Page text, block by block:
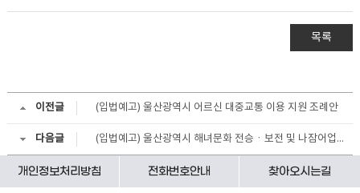
목록
이전글 (입법예고) 울산광역시 어르신 대중교통 이용 지원 조례안
다음글 (입법예고) 울산광역시 해녀문화 전승ㆍ보전 및 나잠어업 종사자 지원에 관한 조례안
개인정보처리방침 전화번호안내 찾아오시는길